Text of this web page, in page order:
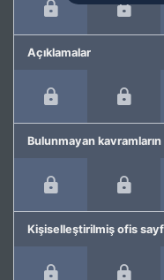
Açıklamalar
Bulunmayan
Kişiselleştirilmiş ofis